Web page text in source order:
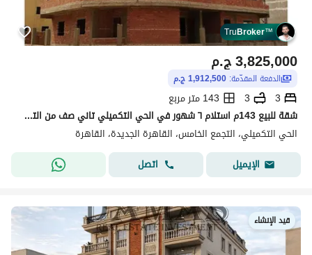
TruBroker™
ج.م3,825,000
الدفعة المقدّمة: 1,912,500 ج.م
3
3
143 متر مربع
شقة للبيع 143م استلام ٦ شهور في الحي التكميلي تاني صف من التسعين 3 دقايق للنادي الأهلي والجامعة الأمريكية و محور محمد بن زايد ودقايق للدائري الاوسطي
الحي التكميلي، التجمع الخامس، القاهرة الجديدة، القاهرة
الإيميل
اتصل
قيد الإنشاء